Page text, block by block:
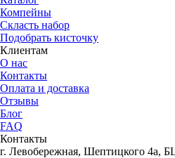
Компейны
Скласть набор
Подобрать кисточку
Клиентам
О нас
Контакты
Оплата и доставка
Отзывы
Блог
FAQ
Контакты
г. Левобережная, Шептицкого